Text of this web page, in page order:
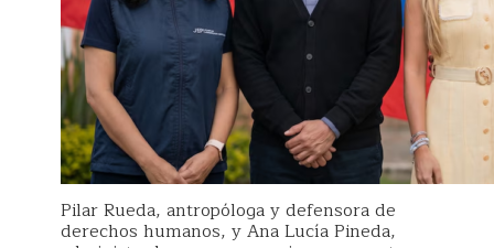
Pilar Rueda, antropóloga y defensora de
derechos humanos, y Ana Lucía Pineda,